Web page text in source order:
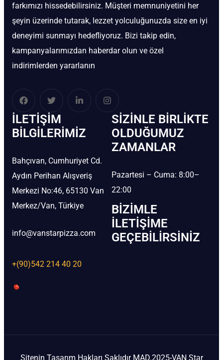
farkımızı hissedebilirsiniz. Müşteri memnuniyetini her
şeyin üzerinde tutarak, lezzet yolculuğunuzda size en iyi
deneyimi sunmayı hedefliyoruz. Bizi takip edin,
kampanyalarımızdan haberdar olun ve özel
indirimlerden yararlanın
İLETIŞIM
BİLGILERIMIZ
Bahçıvan, Cumhuriyet Cd.
Aydın Perihan Alışveriş
Merkezi No:46, 65130 Van
Merkez/Van, Türkiye
info@vanstarpizza.com
+(90)542 214 40 20
SIZINLE BIRLIKTE
OLDUĞUMUZ
ZAMANLAR
Pazartesi – Cuma: 8:00–
22:00
BIZIMLE
İLETIŞIME
GEÇEBILIRSINIZ
Sitenin Tasarım Hakları Saklıdır MAD.2025-VAN Star